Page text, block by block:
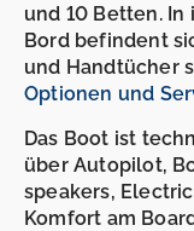
und 10 Betten. In
Bord befindent
und Handtücher
Optionen und
Das Boot ist
über Autopilot,
speakers,
Komfort am